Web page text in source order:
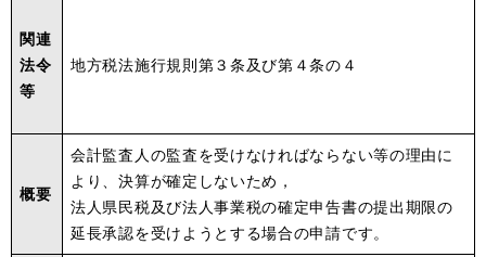
関連
法令
等
地方税法施行規則第３条及び第４条の４
概要
会計監査人の監査を受けなければならない等の理由に
より、決算が確定しないため，
法人県民税及び法人事業税の確定申告書の提出期限の
延長承認を受けようとする場合の申請です。